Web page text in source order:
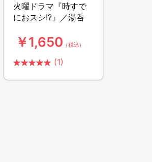
火曜ドラマ『時すで
におスシ!?』／湯呑
￥1,650 （税込）
(1)